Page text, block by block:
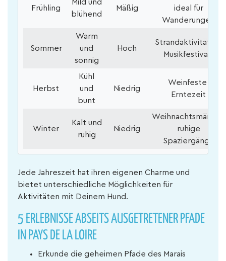
Frühling
Mild und
blühend
Mäßig
ideal für
Wanderungen
Sommer
Warm
und
sonnig
Hoch
Strandaktivitäten,
Musikfestivals
Herbst
Kühl
und
bunt
Niedrig
Weinfeste,
Erntezeit
Winter
Kalt und
ruhig
Niedrig
Weihnachtsmärkte,
ruhige
Spaziergänge
Jede Jahreszeit hat ihren eigenen Charme und
bietet unterschiedliche Möglichkeiten für
Aktivitäten mit Deinem Hund.
5 ERLEBNISSE ABSEITS AUSGETRETENER PFADE
IN PAYS DE LA LOIRE
Erkunde die geheimen Pfade des Marais